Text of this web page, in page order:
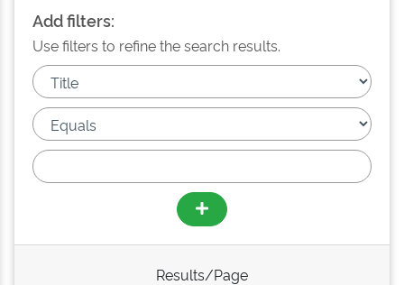
Add filters:
Use filters to refine the search results.
Results/Page